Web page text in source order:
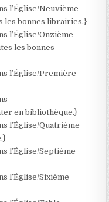
l’Église/Neuvième
les bonnes librairies.}
l’Église/Onzième
les bonnes
l’Église/Première
en bibliothèque.}
l’Église/Quatrième
l’Église/Septième
l’Église/Sixième